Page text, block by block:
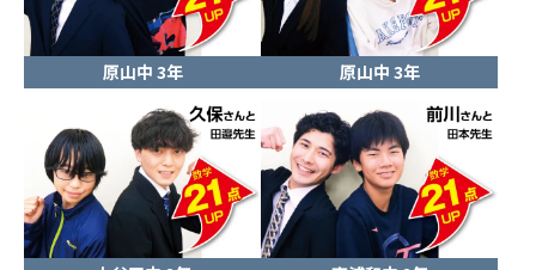
原山中 3年 原山中 3年